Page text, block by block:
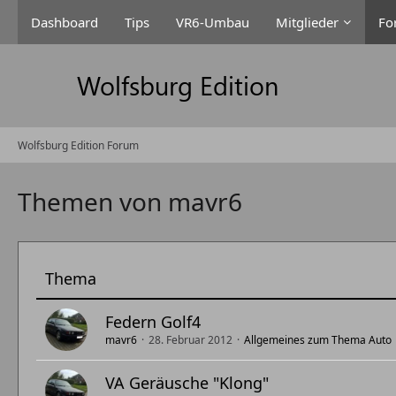
Dashboard Tips VR6-Umbau Mitglieder
Wolfsburg Edition Forum
Themen von mavr6
Thema
Federn Golf4
mavr6 28. Februar 2012 Allgemeines zum Thema Auto
VA Geräusche "Klong"